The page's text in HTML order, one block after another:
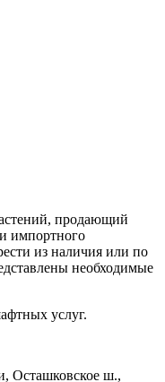
продающий
импортного
из наличия или по
необходимые
услуг.
Осташковское ш.,